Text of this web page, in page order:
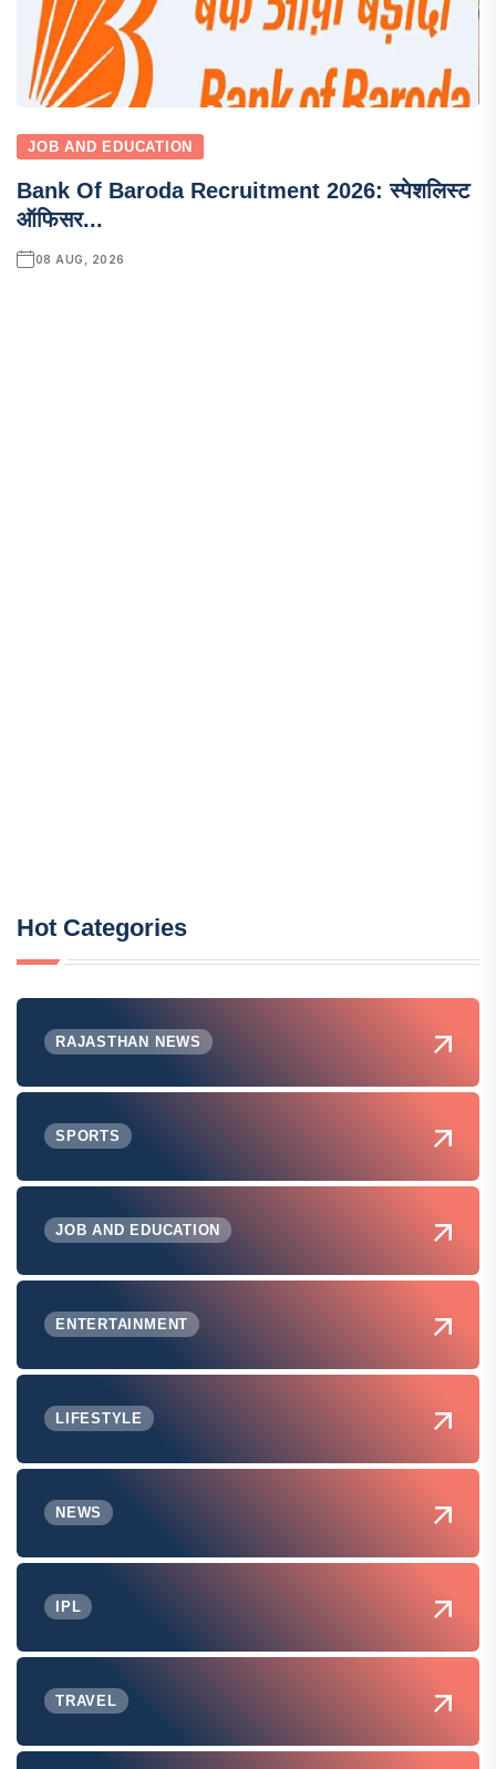
JOB AND EDUCATION
Bank Of Baroda Recruitment 2026: स्पेशलिस्ट
ऑफिसर...
08 AUG, 2026
Hot Categories
RAJASTHAN NEWS
SPORTS
JOB AND EDUCATION
ENTERTAINMENT
LIFESTYLE
NEWS
IPL
TRAVEL